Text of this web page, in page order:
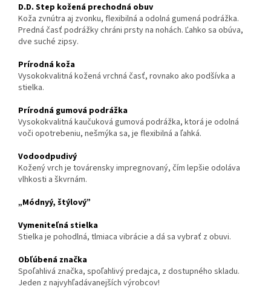
D.D. Step kožená prechodná obuv
Koža zvnútra aj zvonku, flexibilná a odolná gumená podrážka.
Predná časť podrážky chráni prsty na nohách. Ľahko sa obúva,
dve suché zipsy.
Prírodná koža
Vysokokvalitná kožená vrchná časť, rovnako ako podšívka a
stielka.
Prírodná gumová podrážka
Vysokokvalitná kaučuková gumová podrážka, ktorá je odolná
voči opotrebeniu, nešmýka sa, je flexibilná a ľahká.
Vodoodpudivý
Kožený vrch je továrensky impregnovaný, čím lepšie odoláva
vlhkosti a škvrnám.
„Módnyý, štýlový”
Vymeniteľná stielka
Stielka je pohodlná, tlmiaca vibrácie a dá sa vybrať z obuvi.
Obľúbená značka
Spoľahlivá značka, spoľahlivý predajca, z dostupného skladu.
Jeden z najvyhľadávanejších výrobcov!